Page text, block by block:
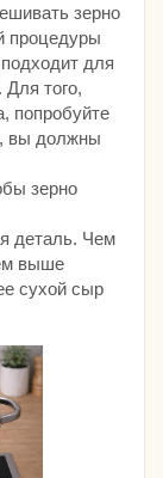
зерно
процедуры
для
Для того,
попробуйте
вы должны
зерно
деталь. Чем
выше
сухой сыр